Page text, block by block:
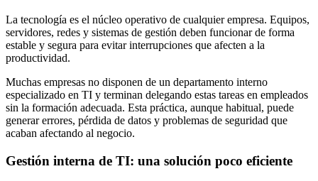
La tecnología es el núcleo operativo de cualquier empresa. Equipos,
servidores, redes y sistemas de gestión deben funcionar de forma
estable y segura para evitar interrupciones que afecten a la
productividad.
Muchas empresas no disponen de un departamento interno
especializado en TI y terminan delegando estas tareas en empleados
sin la formación adecuada. Esta práctica, aunque habitual, puede
generar errores, pérdida de datos y problemas de seguridad que
acaban afectando al negocio.
Gestión interna de TI: una solución poco eficiente